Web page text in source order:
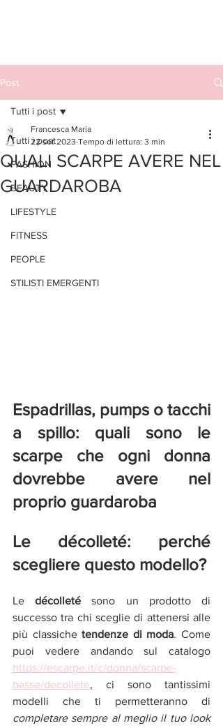
Post
Tutti i post
FASHION
BEAUTY
LIFESTYLE
FITNESS
PEOPLE
STILISTI EMERGENTI
Tutti i post
QUALI SCARPE AVERE NEL
GUARDAROBA
Francesca Maria
22 set 2023 Tempo di lettura: 3 min
Espadrillas, pumps o tacchi
a spillo: quali sono le
scarpe che ogni donna
dovrebbe avere nel
proprio guardaroba
Le décolleté: perché
scegliere questo modello?
Le décolleté sono un prodotto di
successo tra chi sceglie di attenersi alle
più classiche tendenze di moda. Come
https://escarpe.it/c/donna/scarpe-
basse/decollete, ci sono tantissimi
completare sempre al meglio il tuo look